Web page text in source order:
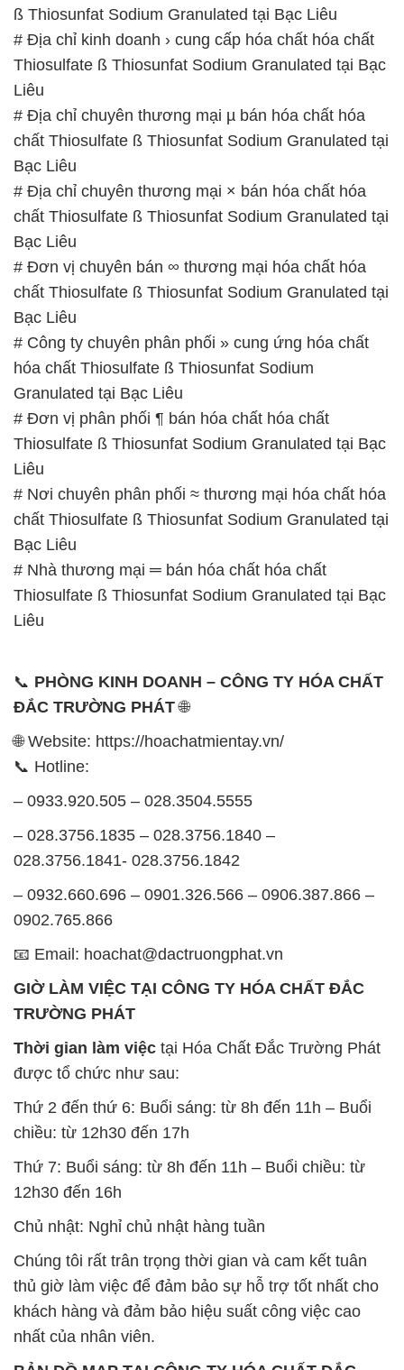
ß Thiosunfat Sodium Granulated tại Bạc Liêu
# Địa chỉ kinh doanh › cung cấp hóa chất hóa chất
Thiosulfate ß Thiosunfat Sodium Granulated tại Bạc
Liêu
# Địa chỉ chuyên thương mại µ bán hóa chất hóa
chất Thiosulfate ß Thiosunfat Sodium Granulated tại
Bạc Liêu
# Địa chỉ chuyên thương mại × bán hóa chất hóa
chất Thiosulfate ß Thiosunfat Sodium Granulated tại
Bạc Liêu
# Đơn vị chuyên bán ∞ thương mại hóa chất hóa
chất Thiosulfate ß Thiosunfat Sodium Granulated tại
Bạc Liêu
# Công ty chuyên phân phối » cung ứng hóa chất
hóa chất Thiosulfate ß Thiosunfat Sodium
Granulated tại Bạc Liêu
# Đơn vị phân phối ¶ bán hóa chất hóa chất
Thiosulfate ß Thiosunfat Sodium Granulated tại Bạc
Liêu
# Nơi chuyên phân phối ≈ thương mại hóa chất hóa
chất Thiosulfate ß Thiosunfat Sodium Granulated tại
Bạc Liêu
# Nhà thương mại ═ bán hóa chất hóa chất
Thiosulfate ß Thiosunfat Sodium Granulated tại Bạc
Liêu
📞 PHÒNG KINH DOANH – CÔNG TY HÓA CHẤT
ĐẮC TRƯỜNG PHÁT🌐
🌐 Website: https://hoachatmientay.vn/
📞 Hotline:
– 0933.920.505 – 028.3504.5555
– 028.3756.1835 – 028.3756.1840 –
028.3756.1841- 028.3756.1842
– 0932.660.696 – 0901.326.566 – 0906.387.866 –
0902.765.866
📧 Email: hoachat@dactruongphat.vn
GIỜ LÀM VIỆC TẠI CÔNG TY HÓA CHẤT ĐẮC
TRƯỜNG PHÁT
Thời gian làm việc tại Hóa Chất Đắc Trường Phát
được tổ chức như sau:
Thứ 2 đến thứ 6: Buổi sáng: từ 8h đến 11h – Buổi
chiều: từ 12h30 đến 17h
Thứ 7: Buổi sáng: từ 8h đến 11h – Buổi chiều: từ
12h30 đến 16h
Chủ nhật: Nghỉ chủ nhật hàng tuần
Chúng tôi rất trân trọng thời gian và cam kết tuân
thủ giờ làm việc để đảm bảo sự hỗ trợ tốt nhất cho
khách hàng và đảm bảo hiệu suất công việc cao
nhất của nhân viên.